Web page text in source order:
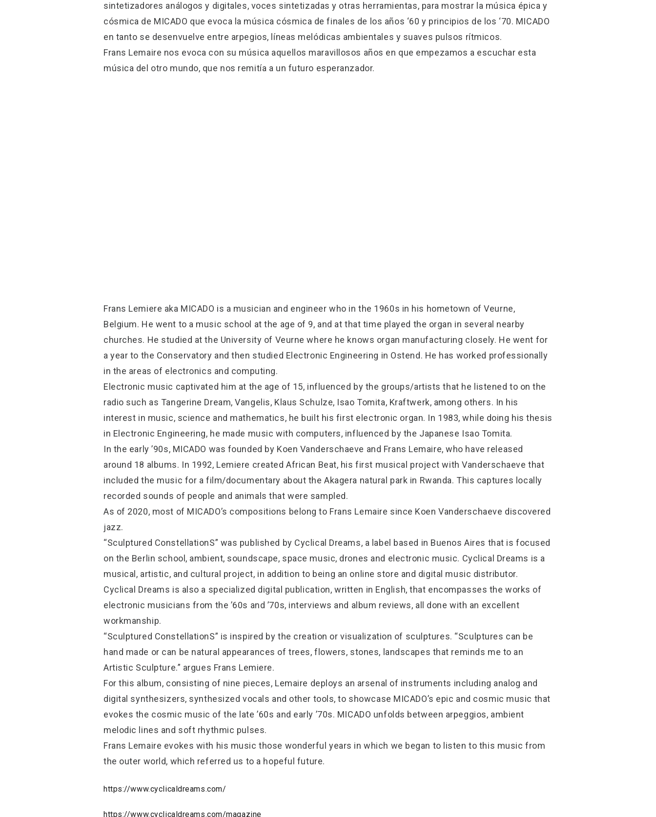
sintetizadores análogos y digitales, voces sintetizadas y otras herramientas, para mostrar la música épica y
cósmica de MICADO que evoca la música cósmica de finales de los años ‘60 y principios de los ‘70. MICADO
en tanto se desenvuelve entre arpegios, líneas melódicas ambientales y suaves pulsos rítmicos.
Frans Lemaire nos evoca con su música aquellos maravillosos años en que empezamos a escuchar esta
música del otro mundo, que nos remitía a un futuro esperanzador.
Frans Lemiere aka MICADO is a musician and engineer who in the 1960s in his hometown of Veurne,
Belgium. He went to a music school at the age of 9, and at that time played the organ in several nearby
churches. He studied at the University of Veurne where he knows organ manufacturing closely. He went for
a year to the Conservatory and then studied Electronic Engineering in Ostend. He has worked professionally
in the areas of electronics and computing.
Electronic music captivated him at the age of 15, influenced by the groups/artists that he listened to on the
radio such as Tangerine Dream, Vangelis, Klaus Schulze, Isao Tomita, Kraftwerk, among others. In his
interest in music, science and mathematics, he built his first electronic organ. In 1983, while doing his thesis
in Electronic Engineering, he made music with computers, influenced by the Japanese Isao Tomita.
In the early ’90s, MICADO was founded by Koen Vanderschaeve and Frans Lemaire, who have released
around 18 albums. In 1992, Lemiere created African Beat, his first musical project with Vanderschaeve that
included the music for a film/documentary about the Akagera natural park in Rwanda. This captures locally
recorded sounds of people and animals that were sampled.
As of 2020, most of MICADO’s compositions belong to Frans Lemaire since Koen Vanderschaeve discovered
jazz.
“Sculptured ConstellationS” was published by Cyclical Dreams, a label based in Buenos Aires that is focused
on the Berlin school, ambient, soundscape, space music, drones and electronic music. Cyclical Dreams is a
musical, artistic, and cultural project, in addition to being an online store and digital music distributor.
Cyclical Dreams is also a specialized digital publication, written in English, that encompasses the works of
electronic musicians from the ’60s and ’70s, interviews and album reviews, all done with an excellent
workmanship.
“Sculptured ConstellationS” is inspired by the creation or visualization of sculptures. “Sculptures can be
hand made or can be natural appearances of trees, flowers, stones, landscapes that reminds me to an
Artistic Sculpture.” argues Frans Lemiere.
For this album, consisting of nine pieces, Lemaire deploys an arsenal of instruments including analog and
digital synthesizers, synthesized vocals and other tools, to showcase MICADO’s epic and cosmic music that
evokes the cosmic music of the late ’60s and early ’70s. MICADO unfolds between arpeggios, ambient
melodic lines and soft rhythmic pulses.
Frans Lemaire evokes with his music those wonderful years in which we began to listen to this music from
the outer world, which referred us to a hopeful future.
https://www.cyclicaldreams.com/
https://www.cyclicaldreams.com/magazine